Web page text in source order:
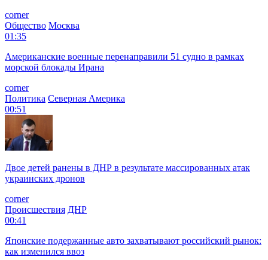
corner
Общество Москва
01:35
Американские военные перенаправили 51 судно в рамках
морской блокады Ирана
corner
Политика Северная Америка
00:51
Двое детей ранены в ДНР в результате массированных атак
украинских дронов
corner
Происшествия ДНР
00:41
Японские подержанные авто захватывают российский рынок:
как изменился ввоз